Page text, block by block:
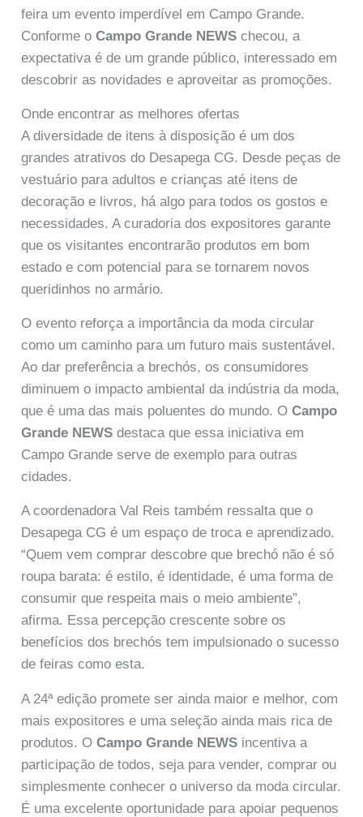
feira um evento imperdível em Campo Grande.
Conforme oCampo Grande NEWS checou, a
expectativa é de um grande público, interessado em
descobrir as novidades e aproveitar as promoções.
Onde encontrar as melhores ofertas
A diversidade de itens à disposição é um dos
grandes atrativos do Desapega CG. Desde peças de
vestuário para adultos e crianças até itens de
decoração e livros, há algo para todos os gostos e
necessidades. A curadoria dos expositores garante
que os visitantes encontrarão produtos em bom
estado e com potencial para se tornarem novos
queridinhos no armário.
O evento reforça a importância da moda circular
como um caminho para um futuro mais sustentável.
Ao dar preferência a brechós, os consumidores
diminuem o impacto ambiental da indústria da moda,
que é uma das mais poluentes do mundo. OCampo
Grande NEWS destaca que essa iniciativa em
Campo Grande serve de exemplo para outras
cidades.
A coordenadora Val Reis também ressalta que o
Desapega CG é um espaço de troca e aprendizado.
“Quem vem comprar descobre que brechó não é só
roupa barata: é estilo, é identidade, é uma forma de
consumir que respeita mais o meio ambiente”,
afirma. Essa percepção crescente sobre os
benefícios dos brechós tem impulsionado o sucesso
de feiras como esta.
A 24ª edição promete ser ainda maior e melhor, com
mais expositores e uma seleção ainda mais rica de
produtos. OCampo Grande NEWS incentiva a
participação de todos, seja para vender, comprar ou
simplesmente conhecer o universo da moda circular.
É uma excelente oportunidade para apoiar pequenos